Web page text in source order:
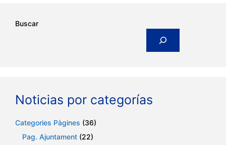
Buscar
Noticias por categorías
Categories Pàgines (36)
Pag. Ajuntament (22)